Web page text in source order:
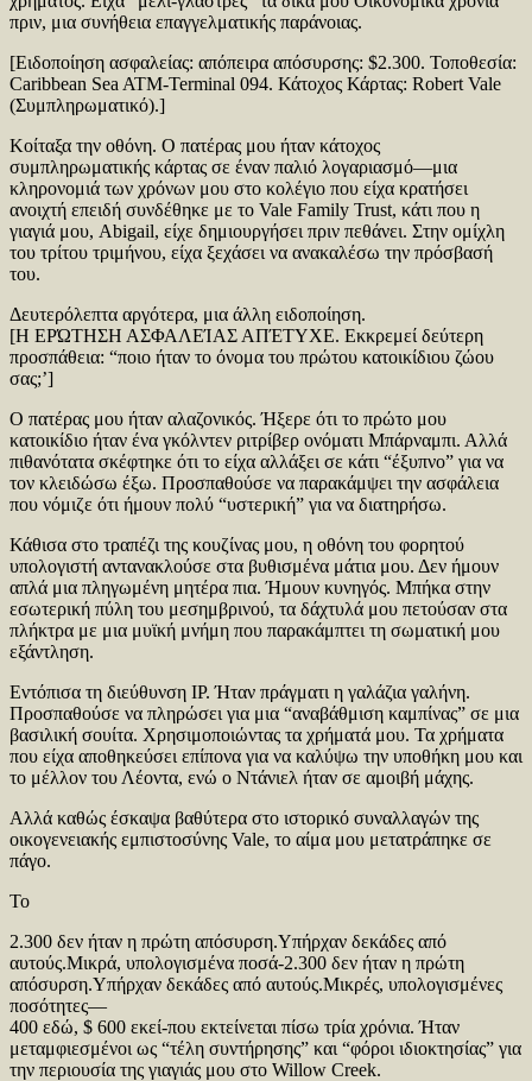
πριν, μια συνήθεια επαγγελματικής παράνοιας.
[Ειδοποίηση ασφαλείας: απόπειρα απόσυρσης: $2.300. Τοποθεσία:
Caribbean Sea ATM-Terminal 094. Κάτοχος Κάρτας: Robert Vale
(Συμπληρωματικό).]
Κοίταξα την οθόνη. Ο πατέρας μου ήταν κάτοχος
συμπληρωματικής κάρτας σε έναν παλιό λογαριασμό—μια
κληρονομιά των χρόνων μου στο κολέγιο που είχα κρατήσει
ανοιχτή επειδή συνδέθηκε με το Vale Family Trust, κάτι που η
γιαγιά μου, Abigail, είχε δημιουργήσει πριν πεθάνει. Στην ομίχλη
του τρίτου τριμήνου, είχα ξεχάσει να ανακαλέσω την πρόσβασή
του.
Δευτερόλεπτα αργότερα, μια άλλη ειδοποίηση.
[Η ΕΡΏΤΗΣΗ ΑΣΦΑΛΕΊΑΣ ΑΠΈΤΥΧΕ. Εκκρεμεί δεύτερη
προσπάθεια: “ποιο ήταν το όνομα του πρώτου κατοικίδιου ζώου
σας;’]
Ο πατέρας μου ήταν αλαζονικός. Ήξερε ότι το πρώτο μου
κατοικίδιο ήταν ένα γκόλντεν ριτρίβερ ονόματι Μπάρναμπι. Αλλά
πιθανότατα σκέφτηκε ότι το είχα αλλάξει σε κάτι “έξυπνο” για να
τον κλειδώσω έξω. Προσπαθούσε να παρακάμψει την ασφάλεια
που νόμιζε ότι ήμουν πολύ “υστερική” για να διατηρήσω.
Κάθισα στο τραπέζι της κουζίνας μου, η οθόνη του φορητού
υπολογιστή αντανακλούσε στα βυθισμένα μάτια μου. Δεν ήμουν
απλά μια πληγωμένη μητέρα πια. Ήμουν κυνηγός. Μπήκα στην
εσωτερική πύλη του μεσημβρινού, τα δάχτυλά μου πετούσαν στα
πλήκτρα με μια μυϊκή μνήμη που παρακάμπτει τη σωματική μου
εξάντληση.
Εντόπισα τη διεύθυνση ΙΡ. Ήταν πράγματι η γαλάζια γαλήνη.
Προσπαθούσε να πληρώσει για μια “αναβάθμιση καμπίνας” σε μια
βασιλική σουίτα. Χρησιμοποιώντας τα χρήματά μου. Τα χρήματα
που είχα αποθηκεύσει επίπονα για να καλύψω την υποθήκη μου και
το μέλλον του Λέοντα, ενώ ο Ντάνιελ ήταν σε αμοιβή μάχης.
Αλλά καθώς έσκαψα βαθύτερα στο ιστορικό συναλλαγών της
οικογενειακής εμπιστοσύνης Vale, το αίμα μου μετατράπηκε σε
πάγο.
Το
2.300 δεν ήταν η πρώτη απόσυρση.Υπήρχαν δεκάδες από
αυτούς.Μικρά, υπολογισμένα ποσά-2.300 δεν ήταν η πρώτη
απόσυρση.Υπήρχαν δεκάδες από αυτούς.Μικρές, υπολογισμένες
ποσότητες—
400 εδώ, $ 600 εκεί-που εκτείνεται πίσω τρία χρόνια. Ήταν
μεταμφιεσμένοι ως “τέλη συντήρησης” και “φόροι ιδιοκτησίας” για
την περιουσία της γιαγιάς μου στο Willow Creek.